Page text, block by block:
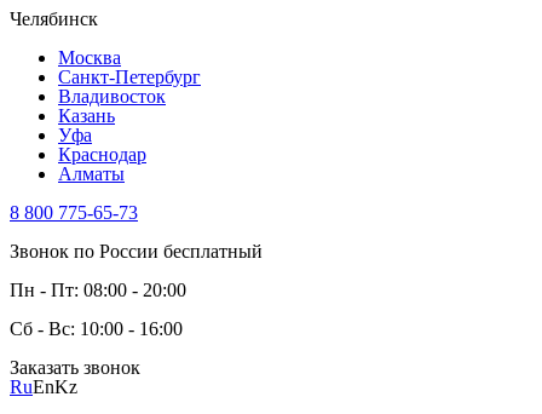
Челябинск
Москва
Санкт-Петербург
Владивосток
Казань
Уфа
Краснодар
Алматы
8 800 775-65-73
Звонок по России бесплатный
Пн - Пт: 08:00 - 20:00
Сб - Вс: 10:00 - 16:00
Заказать звонок
RuEnKz